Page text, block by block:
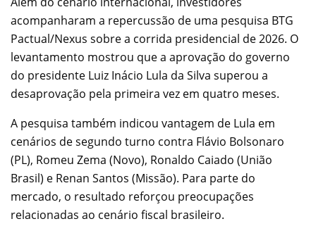
acompanharam a repercussão de uma pesquisa BTG
Pactual/Nexus sobre a corrida presidencial de 2026. O
levantamento mostrou que a aprovação do governo
do presidente Luiz Inácio Lula da Silva superou a
desaprovação pela primeira vez em quatro meses.
A pesquisa também indicou vantagem de Lula em
cenários de segundo turno contra Flávio Bolsonaro
(PL), Romeu Zema (Novo), Ronaldo Caiado (União
Brasil) e Renan Santos (Missão). Para parte do
mercado, o resultado reforçou preocupações
relacionadas ao cenário fiscal brasileiro.